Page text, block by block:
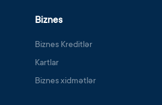
Biznes
Biznes Kreditlər
Kartlar
Biznes xidmətlər